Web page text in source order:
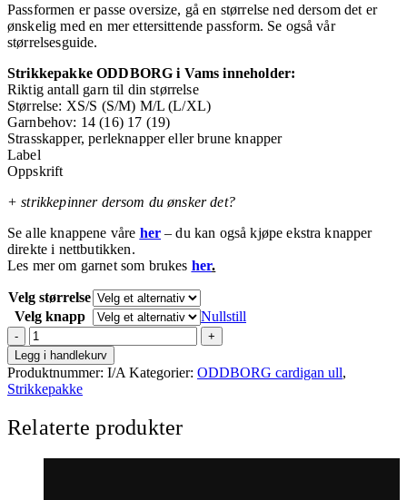
Passformen er passe oversize, gå en størrelse ned dersom det er
ønskelig med en mer ettersittende passform. Se også vår
størrelsesguide.
Strikkepakke ODDBORG i Vams inneholder:
Riktig antall garn til din størrelse
Størrelse: XS/S (S/M) M/L (L/XL)
Garnbehov: 14 (16) 17 (19)
Strasskapper, perleknapper eller brune knapper
Label
Oppskrift
+ strikkepinner dersom du ønsker det?
Se alle knappene våre her – du kan også kjøpe ekstra knapper
direkte i nettbutikken.
Les mer om garnet som brukes her.
Velg størrelse
Velg knapp
Nullstill
Strikkepakke
ODDBORG
salvie
(vams)
antall
Legg i handlekurv
Produktnummer: I/A Kategorier: ODDBORG cardigan ull,
Strikkepakke
Relaterte produkter